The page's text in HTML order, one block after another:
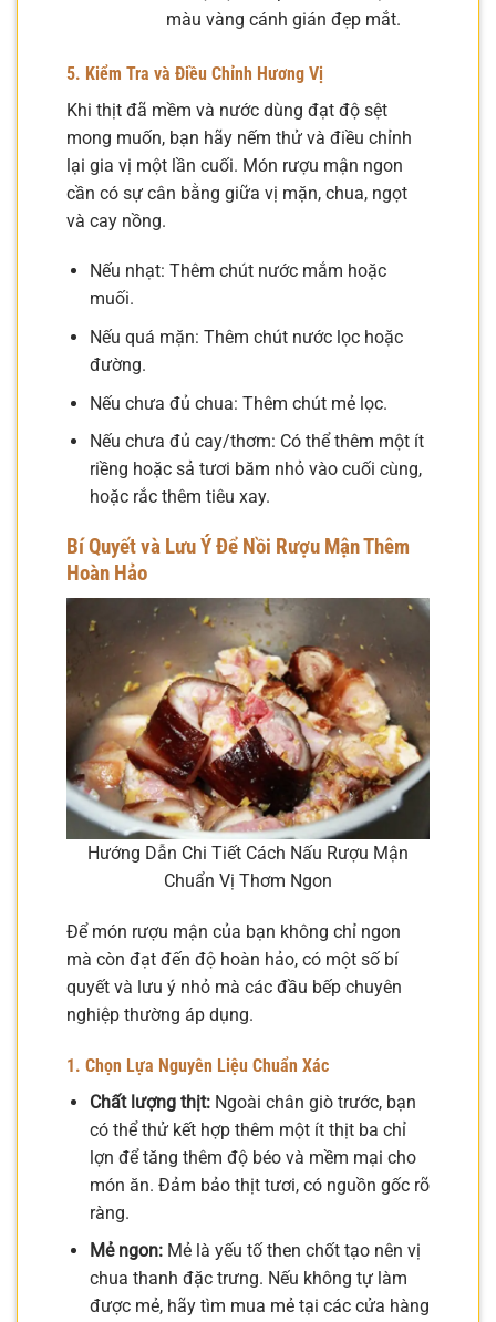
màu vàng cánh gián đẹp mắt.
5. Kiểm Tra và Điều Chỉnh Hương Vị
Khi thịt đã mềm và nước dùng đạt độ sệt
mong muốn, bạn hãy nếm thử và điều chỉnh
lại gia vị một lần cuối. Món rượu mận ngon
cần có sự cân bằng giữa vị mặn, chua, ngọt
và cay nồng.
Nếu nhạt: Thêm chút nước mắm hoặc
muối.
Nếu quá mặn: Thêm chút nước lọc hoặc
đường.
Nếu chưa đủ chua: Thêm chút mẻ lọc.
Nếu chưa đủ cay/thơm: Có thể thêm một ít
riềng hoặc sả tươi băm nhỏ vào cuối cùng,
hoặc rắc thêm tiêu xay.
Bí Quyết và Lưu Ý Để Nồi Rượu Mận Thêm
Hoàn Hảo
Hướng Dẫn Chi Tiết Cách Nấu Rượu Mận
Chuẩn Vị Thơm Ngon
Để món rượu mận của bạn không chỉ ngon
mà còn đạt đến độ hoàn hảo, có một số bí
quyết và lưu ý nhỏ mà các đầu bếp chuyên
nghiệp thường áp dụng.
1. Chọn Lựa Nguyên Liệu Chuẩn Xác
Chất lượng thịt:Ngoài chân giò trước, bạn
có thể thử kết hợp thêm một ít thịt ba chỉ
lợn để tăng thêm độ béo và mềm mại cho
món ăn. Đảm bảo thịt tươi, có nguồn gốc rõ
ràng.
Mẻ ngon:Mẻ là yếu tố then chốt tạo nên vị
chua thanh đặc trưng. Nếu không tự làm
được mẻ, hãy tìm mua mẻ tại các cửa hàng